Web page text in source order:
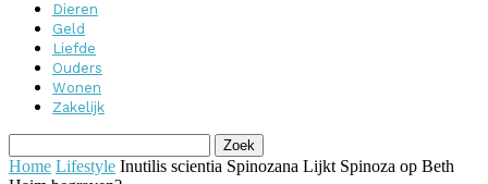
Dieren
Geld
Liefde
Ouders
Wonen
Zakelijk
Home Lifestyle Inutilis scientia Spinozana Lijkt Spinoza op Beth